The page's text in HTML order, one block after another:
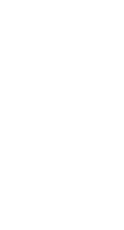
Шестерни
Шестерни
Роторы и
Ролики